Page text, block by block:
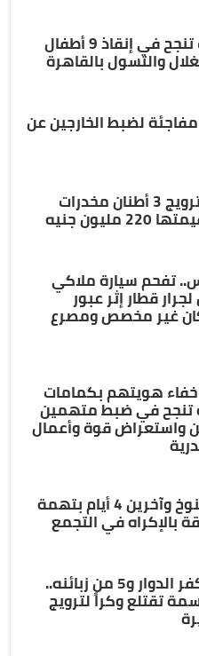
مباحث الأحداث تنجح في إنقاذ 9 أطفال
والتسول بالقاهرة
لضبط الخارجين عن
الداخلية تُحبط ترويج 3 أطنان مخدرات
جنيه
تفحم سيارة ملاكي
قطار إثر عبور
غير مخصص ومصرع
هويتهم بكمامات
تنجح في ضبط متهمين
واستعراض قوة وأعمال
حبس صبري نخنوخ وآخرين 4 أيام بتهمة
بالإكراه في التجمع
سقوط ”ديلر” كفر الدوار و5 من زبائنه..
تقتلع وكراً لترويج